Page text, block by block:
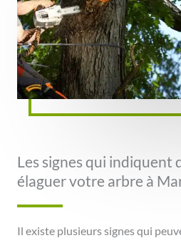
Les signes qui indiquent
élaguer votre arbre à
Il existe plusieurs signes qui